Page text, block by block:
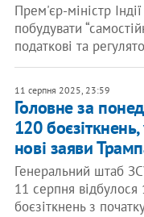
Прем'єр-міністр
побудувати
податкові та
11 серпня 2025, 23:59
Головне за
120
нові заяви
Генеральний штаб
11 серпня відбулося
боєзіткнень з